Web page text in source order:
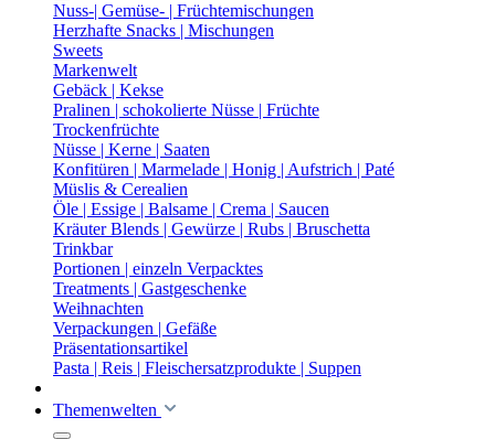
Nuss-| Gemüse- | Früchtemischungen
Herzhafte Snacks | Mischungen
Sweets
Markenwelt
Gebäck | Kekse
Pralinen | schokolierte Nüsse | Früchte
Trockenfrüchte
Nüsse | Kerne | Saaten
Konfitüren | Marmelade | Honig | Aufstrich | Paté
Müslis & Cerealien
Öle | Essige | Balsame | Crema | Saucen
Kräuter Blends | Gewürze | Rubs | Bruschetta
Trinkbar
Portionen | einzeln Verpacktes
Treatments | Gastgeschenke
Weihnachten
Verpackungen | Gefäße
Präsentationsartikel
Pasta | Reis | Fleischersatzprodukte | Suppen
Themenwelten